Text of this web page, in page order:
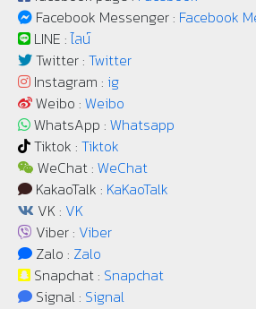
Facebook Messenger : Facebook
LINE :ไลน์
Twitter : Twitter
Instagram : ig
Weibo : Weibo
WhatsApp : Whatsapp
Tiktok : Tiktok
WeChat : WeChat
KakaoTalk : KaKaoTalk
VK : VK
Viber : Viber
Zalo : Zalo
Snapchat : Snapchat
Signal : Signal